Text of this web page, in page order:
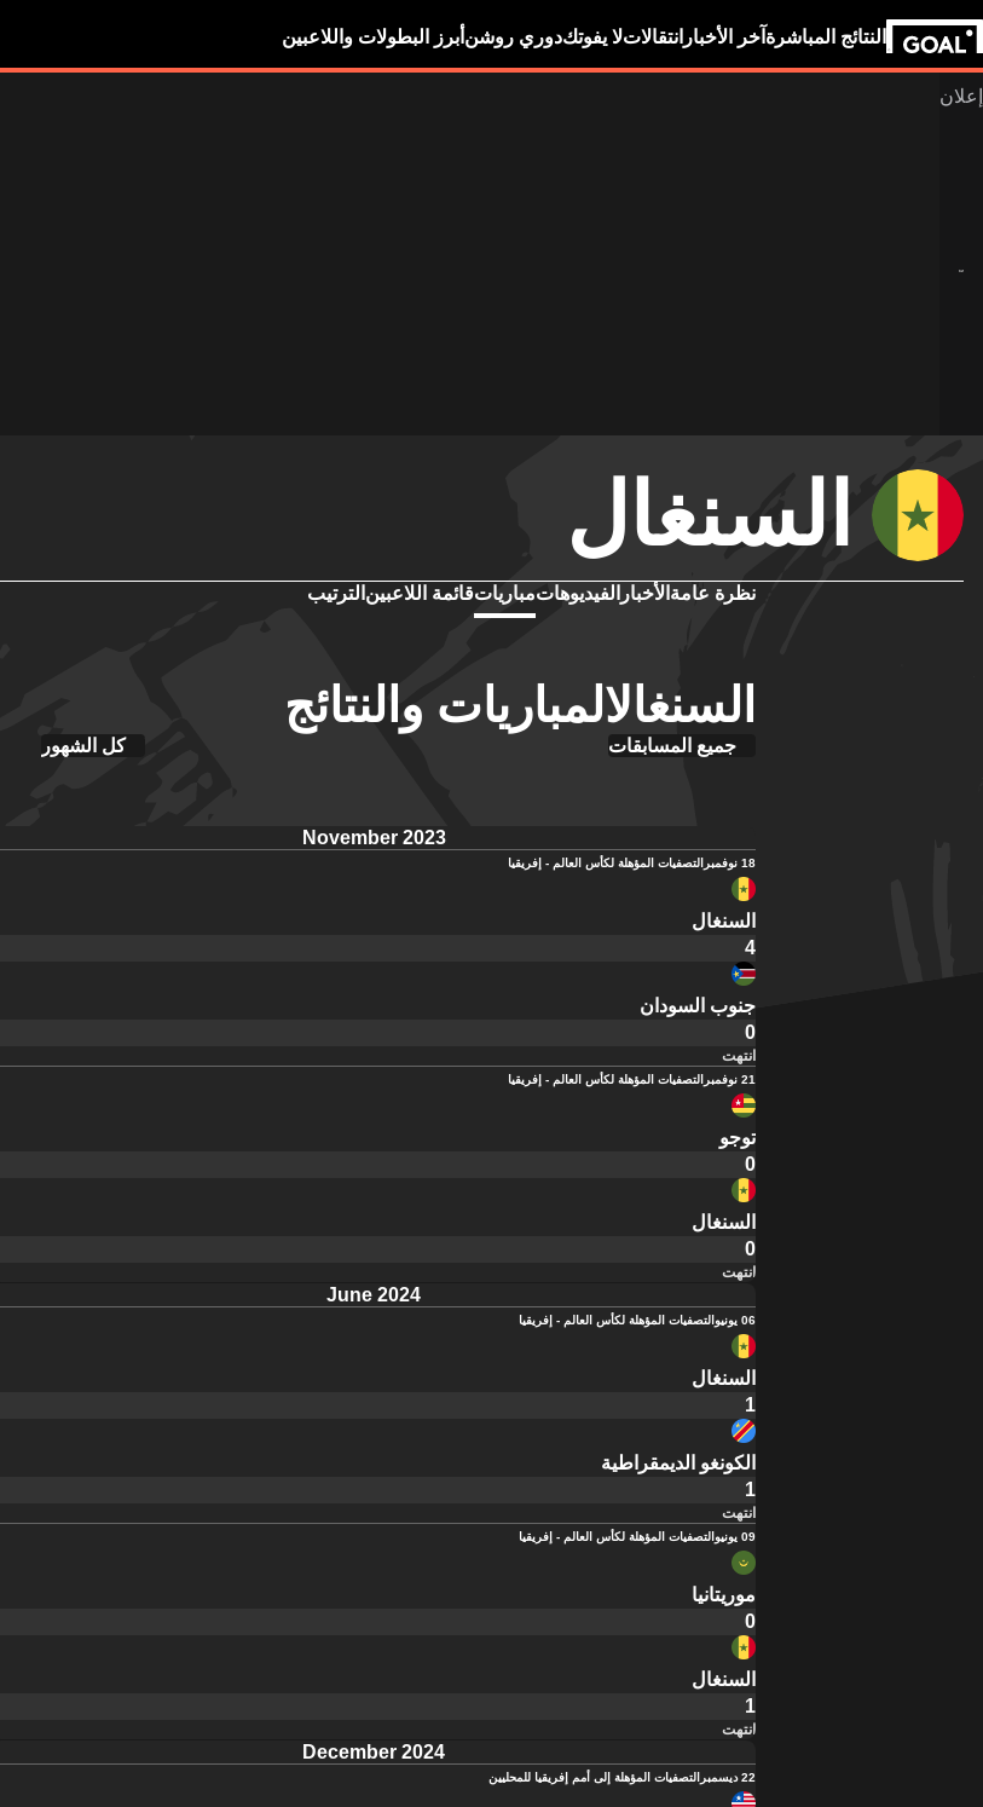
النتائج المباشرة آخر الأخبار انتقالاتلا يفوتكدوري روشن أبرز البطولات واللاعبين
السنغال
نظرة عامة الأخبار الفيديوهاتمبارياتقائمة اللاعبين الترتيب
السنغالالمباريات والنتائج
جميع المسابقات كل الشهور
November 2023
18 نوفمبر التصفيات المؤهلة لكأس العالم - إفريقيا
السنغال
4
جنوب السودان
0
انتهت
21 نوفمبر التصفيات المؤهلة لكأس العالم - إفريقيا
توجو
0
السنغال
0
انتهت
June 2024
06 يونيو التصفيات المؤهلة لكأس العالم - إفريقيا
السنغال
1
الكونغو الديمقراطية
1
انتهت
09 يونيو التصفيات المؤهلة لكأس العالم - إفريقيا
موريتانيا
0
السنغال
1
انتهت
December 2024
22 ديسمبر التصفيات المؤهلة إلى أمم إفريقيا للمحليين